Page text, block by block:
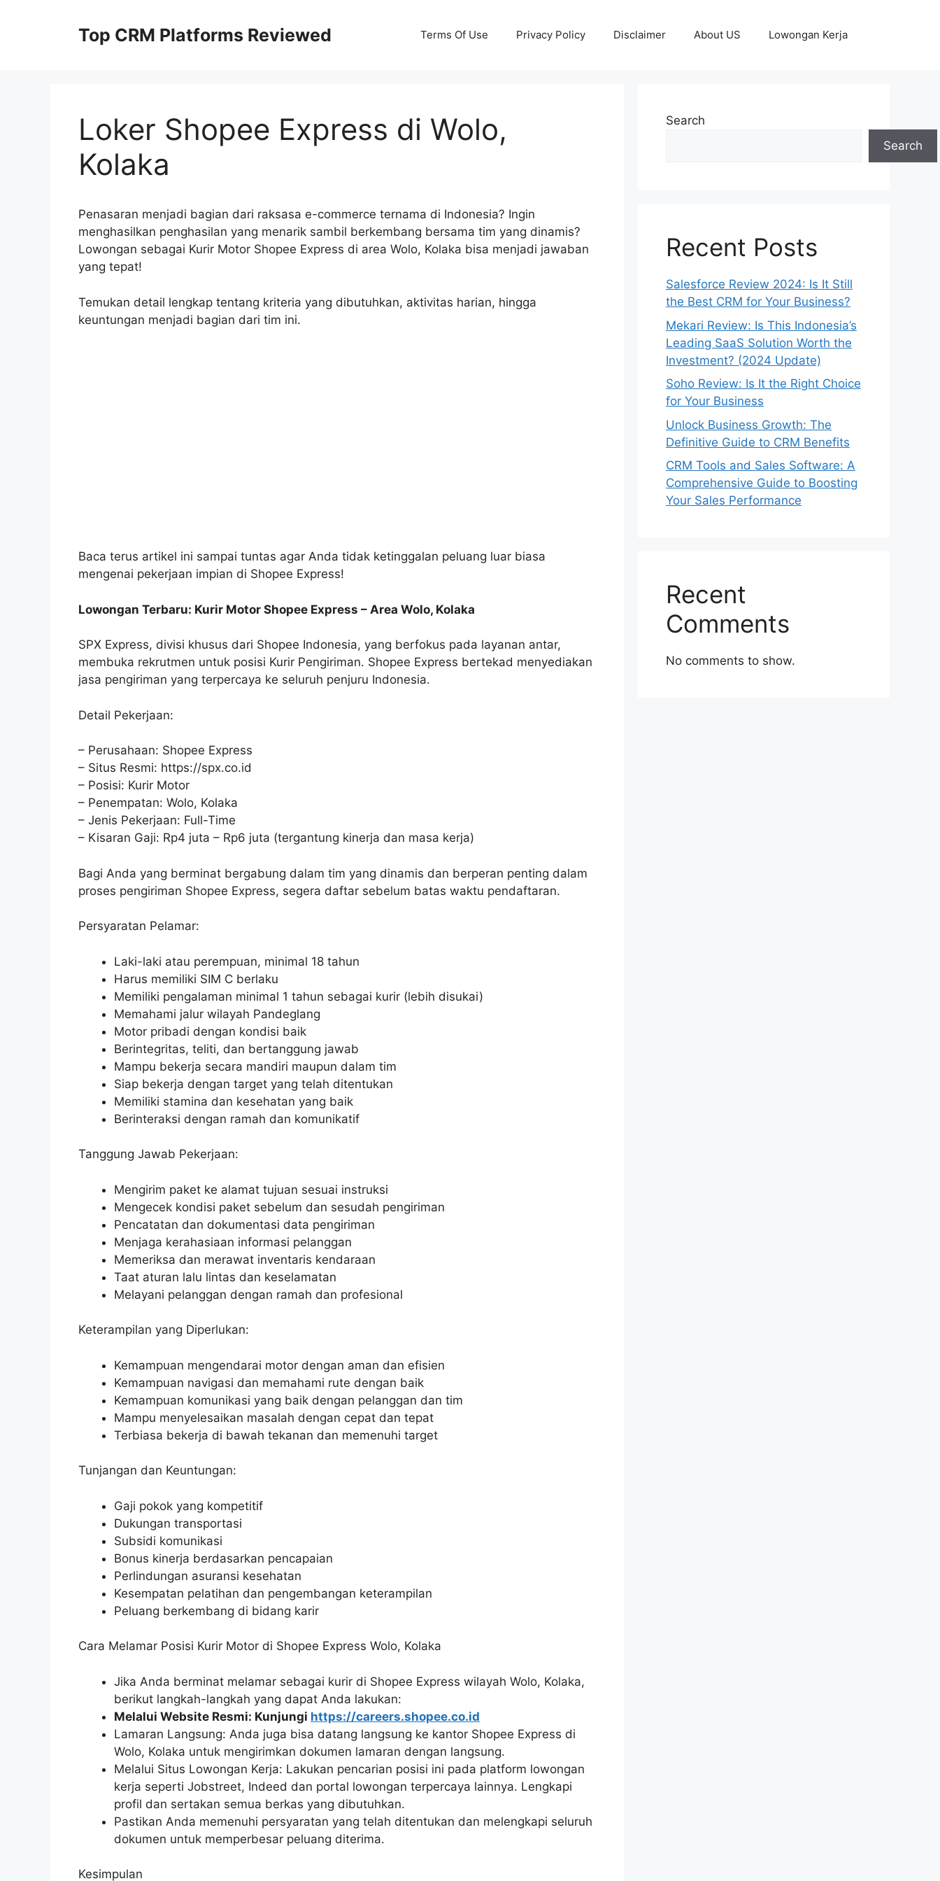
Top CRM Platforms Reviewed Terms Of Use Privacy Policy Disclaimer About US Lowongan Kerja
Loker Shopee Express di Wolo,
Kolaka
Penasaran menjadi bagian dari raksasa e-commerce ternama di Indonesia? Ingin
menghasilkan penghasilan yang menarik sambil berkembang bersama tim yang dinamis?
Lowongan sebagai Kurir Motor Shopee Express di area Wolo, Kolaka bisa menjadi jawaban
yang tepat!
Temukan detail lengkap tentang kriteria yang dibutuhkan, aktivitas harian, hingga
keuntungan menjadi bagian dari tim ini.
Baca terus artikel ini sampai tuntas agar Anda tidak ketinggalan peluang luar biasa
mengenai pekerjaan impian di Shopee Express!
Lowongan Terbaru: Kurir Motor Shopee Express – Area Wolo, Kolaka
SPX Express, divisi khusus dari Shopee Indonesia, yang berfokus pada layanan antar,
membuka rekrutmen untuk posisi Kurir Pengiriman. Shopee Express bertekad menyediakan
jasa pengiriman yang terpercaya ke seluruh penjuru Indonesia.
Detail Pekerjaan:
– Perusahaan: Shopee Express
– Situs Resmi: https://spx.co.id
– Posisi: Kurir Motor
– Penempatan: Wolo, Kolaka
– Jenis Pekerjaan: Full-Time
– Kisaran Gaji: Rp4 juta – Rp6 juta (tergantung kinerja dan masa kerja)
Bagi Anda yang berminat bergabung dalam tim yang dinamis dan berperan penting dalam
proses pengiriman Shopee Express, segera daftar sebelum batas waktu pendaftaran.
Persyaratan Pelamar:
Laki-laki atau perempuan, minimal 18 tahun
Harus memiliki SIM C berlaku
Memiliki pengalaman minimal 1 tahun sebagai kurir (lebih disukai)
Memahami jalur wilayah Pandeglang
Motor pribadi dengan kondisi baik
Berintegritas, teliti, dan bertanggung jawab
Mampu bekerja secara mandiri maupun dalam tim
Siap bekerja dengan target yang telah ditentukan
Memiliki stamina dan kesehatan yang baik
Berinteraksi dengan ramah dan komunikatif
Tanggung Jawab Pekerjaan:
Mengirim paket ke alamat tujuan sesuai instruksi
Mengecek kondisi paket sebelum dan sesudah pengiriman
Pencatatan dan dokumentasi data pengiriman
Menjaga kerahasiaan informasi pelanggan
Memeriksa dan merawat inventaris kendaraan
Taat aturan lalu lintas dan keselamatan
Melayani pelanggan dengan ramah dan profesional
Keterampilan yang Diperlukan:
Kemampuan mengendarai motor dengan aman dan efisien
Kemampuan navigasi dan memahami rute dengan baik
Kemampuan komunikasi yang baik dengan pelanggan dan tim
Mampu menyelesaikan masalah dengan cepat dan tepat
Terbiasa bekerja di bawah tekanan dan memenuhi target
Tunjangan dan Keuntungan:
Gaji pokok yang kompetitif
Dukungan transportasi
Subsidi komunikasi
Bonus kinerja berdasarkan pencapaian
Perlindungan asuransi kesehatan
Kesempatan pelatihan dan pengembangan keterampilan
Peluang berkembang di bidang karir
Cara Melamar Posisi Kurir Motor di Shopee Express Wolo, Kolaka
Jika Anda berminat melamar sebagai kurir di Shopee Express wilayah Wolo, Kolaka,
berikut langkah-langkah yang dapat Anda lakukan:
Melalui Website Resmi: Kunjungi https://careers.shopee.co.id
Lamaran Langsung: Anda juga bisa datang langsung ke kantor Shopee Express di
Wolo, Kolaka untuk mengirimkan dokumen lamaran dengan langsung.
Melalui Situs Lowongan Kerja: Lakukan pencarian posisi ini pada platform lowongan
kerja seperti Jobstreet, Indeed dan portal lowongan terpercaya lainnya. Lengkapi
profil dan sertakan semua berkas yang dibutuhkan.
Pastikan Anda memenuhi persyaratan yang telah ditentukan dan melengkapi seluruh
dokumen untuk memperbesar peluang diterima.
Kesimpulan
Search
Search
Recent Posts
Salesforce Review 2024: Is It Still
the Best CRM for Your Business?
Mekari Review: Is This Indonesia’s
Leading SaaS Solution Worth the
Investment? (2024 Update)
Soho Review: Is It the Right Choice
for Your Business
Unlock Business Growth: The
Definitive Guide to CRM Benefits
CRM Tools and Sales Software: A
Comprehensive Guide to Boosting
Your Sales Performance
Recent
Comments
No comments to show.